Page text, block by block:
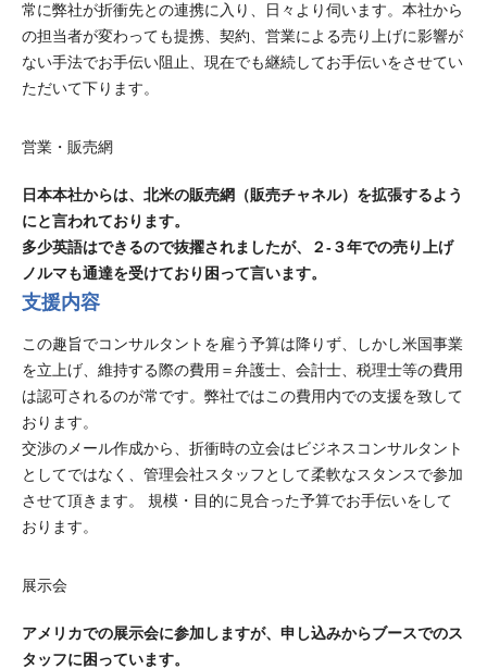
常に弊社が折衝先との連携に入り、日々より伺います。本社から
の担当者が変わっても提携、契約、営業による売り上げに影響が
ない手法でお手伝い阻止、現在でも継続してお手伝いをさせてい
ただいて下ります。
営業・販売網
日本本社からは、北米の販売網（販売チャネル）を拡張するよう
にと言われております。
多少英語はできるので抜擢されましたが、２-３年での売り上げ
ノルマも通達を受けており困って言います。
支援内容
この趣旨でコンサルタントを雇う予算は降りず、しかし米国事業
を立上げ、維持する際の費用＝弁護士、会計士、税理士等の費用
は認可されるのが常です。弊社ではこの費用内での支援を致して
おります。
交渉のメール作成から、折衝時の立会はビジネスコンサルタント
としてではなく、管理会社スタッフとして柔軟なスタンスで参加
させて頂きます。 規模・目的に見合った予算でお手伝いをして
おります。
展示会
アメリカでの展示会に参加しますが、申し込みからブースでのス
タッフに困っています。